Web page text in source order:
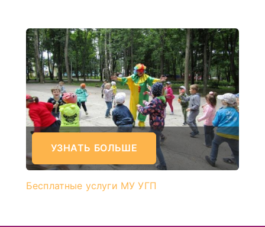
УЗНАТЬ БОЛЬШЕ
Бесплатные услуги МУ УГП